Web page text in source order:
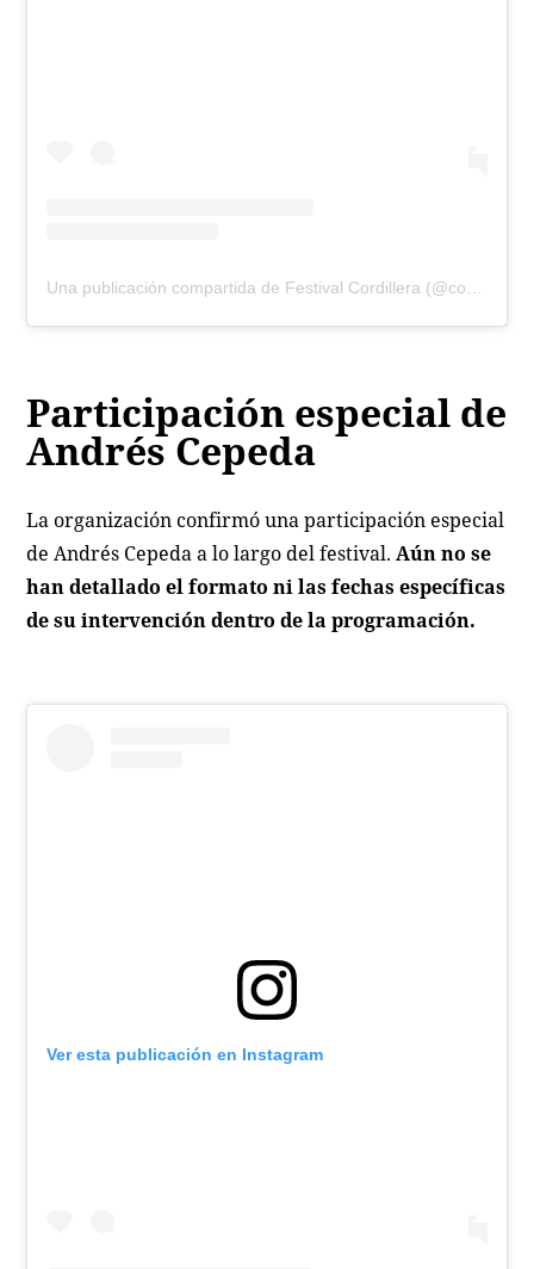
Participación especial de
Andrés Cepeda
La organización confirmó una participación especial
de Andrés Cepeda a lo largo del festival. Aún no se
han detallado el formato ni las fechas específicas
de su intervención dentro de la programación.
Ver esta publicación en Instagram